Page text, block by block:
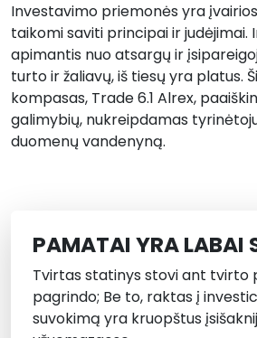
Investavimo priemonės yra
taikomi saviti principai ir judėjimai.
apimantis nuo atsargų ir
turto ir žaliavų, iš tiesų yra platus.
kompasas, Trade 6.1 Alrex,
galimybių, nukreipdamas
duomenų vandenyną.
PAMATAI YRA LABAI
Tvirtas statinys stovi ant tvirto
pagrindo; Be to, raktas į
suvokimą yra kruopštus